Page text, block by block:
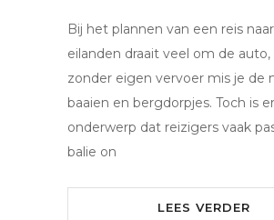
Bij het plannen van een reis
eilanden draait veel om de
zonder eigen vervoer mis je de
baaien en bergdorpjes. Toch is
onderwerp dat reizigers vaak
balie on
LEES VERDER